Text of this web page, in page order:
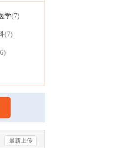
学(7)
(7)
最新上传